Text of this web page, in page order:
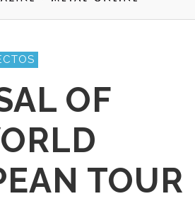
OF
TOUR